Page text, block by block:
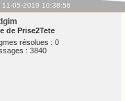
11-05-2019 10:38:56
de Prise2Tete
résolues : 0
: 3840